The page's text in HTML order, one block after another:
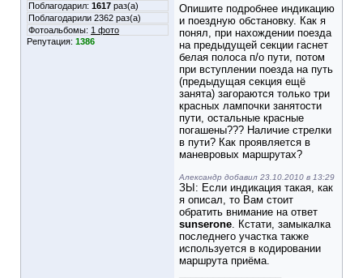
Поблагодарил: 1617 раз(а)
Поблагодарили 2362 раз(а)
Фотоальбомы: 1 фото
Репутация: 1386
Опишите подробнее индикацию
и поездную обстановку. Как я
понял, при нахождении поезда
на предыдущей секции гаснет
белая полоса п/о пути, потом
при вступлении поезда на путь
(предыдущая секция ещё
занята) загораются только три
красных лампочки занятости
пути, остальные красные
погашены??? Наличие стрелки
в пути? Как проявляется в
маневровых маршрутах?
Александр добавил 23.10.2010 в 13:29
ЗЫ: Если индикация такая, как
я описал, то Вам стоит
обратить внимание на ответ
sunserone. Кстати, замыкалка
последнего участка также
используется в кодировании
маршрута приёма.